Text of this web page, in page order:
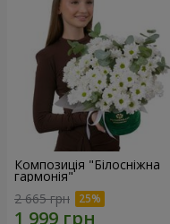
Композиція "Білосніжна
гармонія"
2 665 грн